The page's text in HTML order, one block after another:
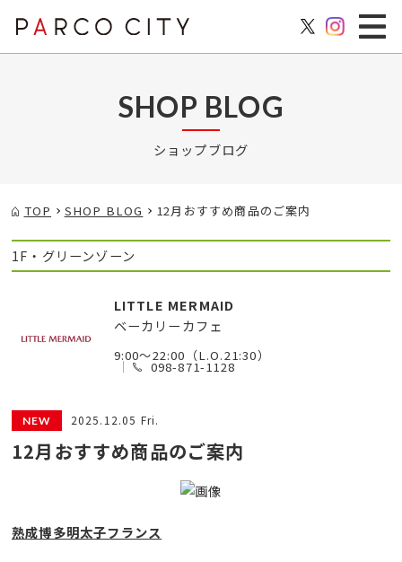
SHOP BLOG
ショップブログ
TOP SHOP BLOG 12月おすすめ商品のご案内
1F・グリーンゾーン
LITTLE MERMAID
ベーカリーカフェ
9:00～22:00（L.O.21:30）
098-871-1128
2025.12.05 Fri.
12月おすすめ商品のご案内
熟成博多明太子フランス